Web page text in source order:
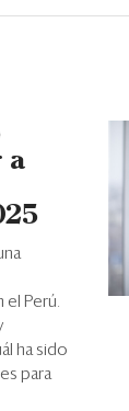
a
el Perú.
ha sido
para